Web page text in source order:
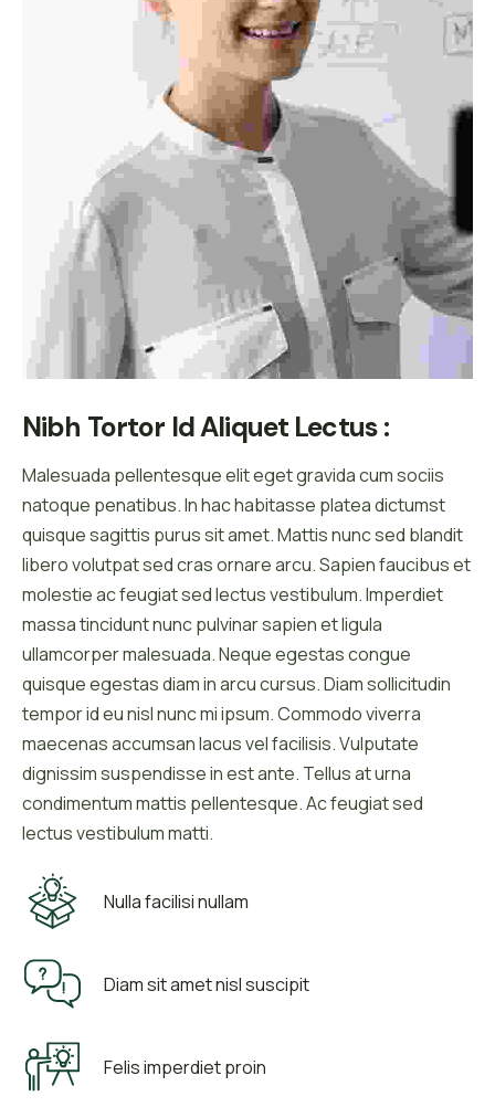
Nibh Tortor Id Aliquet Lectus :
Malesuada pellentesque elit eget gravida cum sociis
natoque penatibus. In hac habitasse platea dictumst
quisque sagittis purus sit amet. Mattis nunc sed blandit
libero volutpat sed cras ornare arcu. Sapien faucibus et
molestie ac feugiat sed lectus vestibulum. Imperdiet
massa tincidunt nunc pulvinar sapien et ligula
ullamcorper malesuada. Neque egestas congue
quisque egestas diam in arcu cursus. Diam sollicitudin
tempor id eu nisl nunc mi ipsum. Commodo viverra
maecenas accumsan lacus vel facilisis. Vulputate
dignissim suspendisse in est ante. Tellus at urna
condimentum mattis pellentesque. Ac feugiat sed
lectus vestibulum matti.
Nulla facilisi nullam
Diam sit amet nisl suscipit
Felis imperdiet proin